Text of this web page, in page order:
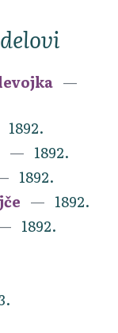
1892.
1892.
1892.
1892.
1892.